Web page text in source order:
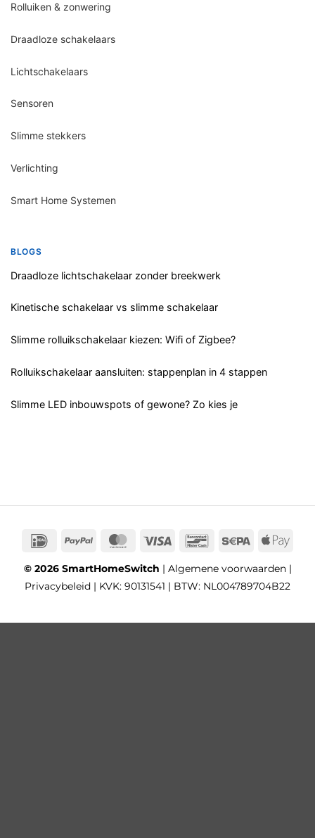
Rolluiken & zonwering
Draadloze schakelaars
Lichtschakelaars
Sensoren
Slimme stekkers
Verlichting
Smart Home Systemen
BLOGS
Draadloze lichtschakelaar zonder breekwerk
Kinetische schakelaar vs slimme schakelaar
Slimme rolluikschakelaar kiezen: Wifi of Zigbee?
Rolluikschakelaar aansluiten: stappenplan in 4 stappen
Slimme LED inbouwspots of gewone? Zo kies je
IDeal PayPal MasterCard
Visa Bancontact
Sepa
© 2026 SmartHomeSwitch | Algemene voorwaarden|
Privacybeleid | KVK: 90131541 | BTW: NL004789704B22